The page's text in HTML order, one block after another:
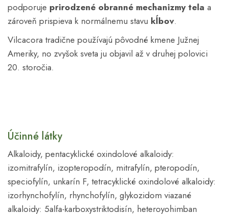
podporuje prirodzené obranné mechanizmy tela a
zároveň prispieva k normálnemu stavu kĺbov.
Vilcacora tradične používajú pôvodné kmene Južnej
Ameriky, no zvyšok sveta ju objavil až v druhej polovici
20. storočia.
Účinné látky
Alkaloidy, pentacyklické oxindolové alkaloidy:
izomitrafylín, izopteropodín, mitrafylín, pteropodín,
speciofylín, unkarín F, tetracyklické oxindolové alkaloidy:
izorhynchofylín, rhynchofylín, glykozidom viazané
alkaloidy: 5alfa-karboxystriktodisín, heteroyohimban